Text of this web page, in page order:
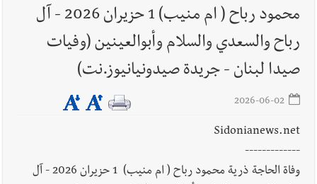
أخبار لبنان
راتب النائب من 3 آلاف إلى 5 آلاف دولار شهرياً...
فكيف أقرّت الزيادة؟
محمود رباح ( ام منيب) 1 حزيران 2026 - آل
رباح والسعدي والسلام وأبوالعينين (وفيات
صيدا لبنان - جريدة صيدونيانيوز.نت)
2026-06-02
Sidonianews.net
-------------
وفاة الحاجة ذرية محمود رباح ( ام منيب) 1 حزيران 2026 - آل